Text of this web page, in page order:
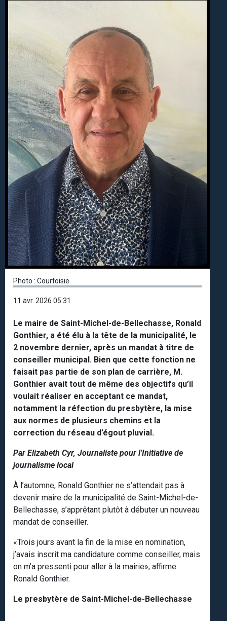
Photo : Courtoisie
11 avr. 2026 05:31
Le maire de Saint-Michel-de-Bellechasse, Ronald
Gonthier, a été élu à la tête de la municipalité, le
2 novembre dernier, après un mandat à titre de
conseiller municipal. Bien que cette fonction ne
faisait pas partie de son plan de carrière, M.
Gonthier avait tout de même des objectifs qu’il
voulait réaliser en acceptant ce mandat,
notamment la réfection du presbytère, la mise
aux normes de plusieurs chemins et la
correction du réseau d’égout pluvial.
Par Elizabeth Cyr, Journaliste pour l'Initiative de
journalisme local
À l’automne, Ronald Gonthier ne s’attendait pas à
devenir maire de la municipalité de Saint-Michel-de-
Bellechasse, s’apprêtant plutôt à débuter un nouveau
mandat de conseiller.
«Trois jours avant la fin de la mise en nomination,
j’avais inscrit ma candidature comme conseiller, mais
on m’a pressenti pour aller à la mairie», affirme
Ronald Gonthier.
Le presbytère de Saint-Michel-de-Bellechasse